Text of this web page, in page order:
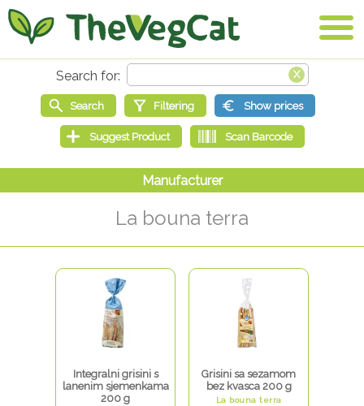
La bouna terra
Integralni grisini s
lanenim sjemenkama
200 g
Grisini sa sezamom
bez kvasca 200 g
La bouna terra